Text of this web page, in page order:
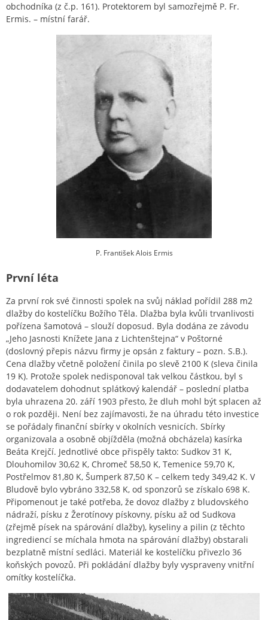
obchodníka (z č.p. 161). Protektorem byl samozřejmě P. Fr.
Ermis. – místní farář.
P. František Alois Ermis
První léta
Za první rok své činnosti spolek na svůj náklad pořídil 288 m2
dlažby do kostelíčku Božího Těla. Dlažba byla kvůli trvanlivosti
pořízena šamotová – slouží doposud. Byla dodána ze závodu
„Jeho Jasnosti Knížete Jana z Lichtenštejna“ v Poštorné
(doslovný přepis názvu firmy je opsán z faktury – pozn. S.B.).
Cena dlažby včetně položení činila po slevě 2100 K (sleva činila
19 K). Protože spolek nedisponoval tak velkou částkou, byl s
dodavatelem dohodnut splátkový kalendář – poslední platba
byla uhrazena 20. září 1903 přesto, že dluh mohl být splacen až
o rok později. Není bez zajímavosti, že na úhradu této investice
se pořádaly finanční sbírky v okolních vesnicích. Sbírky
organizovala a osobně objížděla (možná obcházela) kasírka
Beáta Krejčí. Jednotlivé obce přispěly takto: Sudkov 31 K,
Dlouhomilov 30,62 K, Chromeč 58,50 K, Temenice 59,70 K,
Postřelmov 81,80 K, Šumperk 87,50 K – celkem tedy 349,42 K. V
Bludově bylo vybráno 332,58 K, od sponzorů se získalo 698 K.
Připomenout je také potřeba, že dovoz dlažby z bludovského
nádraží, písku z Žerotínovy pískovny, písku až od Sudkova
(zřejmě písek na spárování dlažby), kyseliny a pilin (z těchto
ingrediencí se míchala hmota na spárování dlažby) obstarali
bezplatně místní sedláci. Materiál ke kostelíčku přivezlo 36
koňských povozů. Při pokládání dlažby byly vyspraveny vnitřní
omítky kostelíčka.